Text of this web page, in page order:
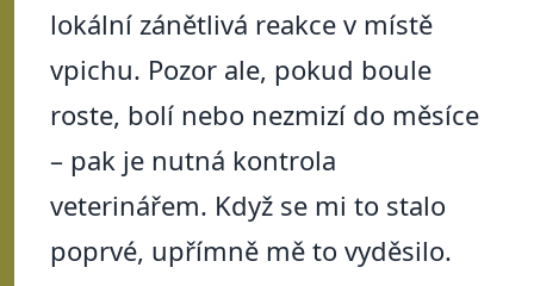
lokální zánětlivá reakce v místě
vpichu. Pozor ale, pokud boule
roste, bolí nebo nezmizí do měsíce
– pak je nutná kontrola
veterinářem. Když se mi to stalo
poprvé, upřímně mě to vyděsilo.